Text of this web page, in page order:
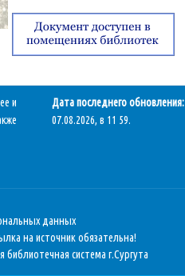
и
Дата последнего обновления:
07.08.2026, в 11 59.
данных
на источник обязательна!
система г.Сургута